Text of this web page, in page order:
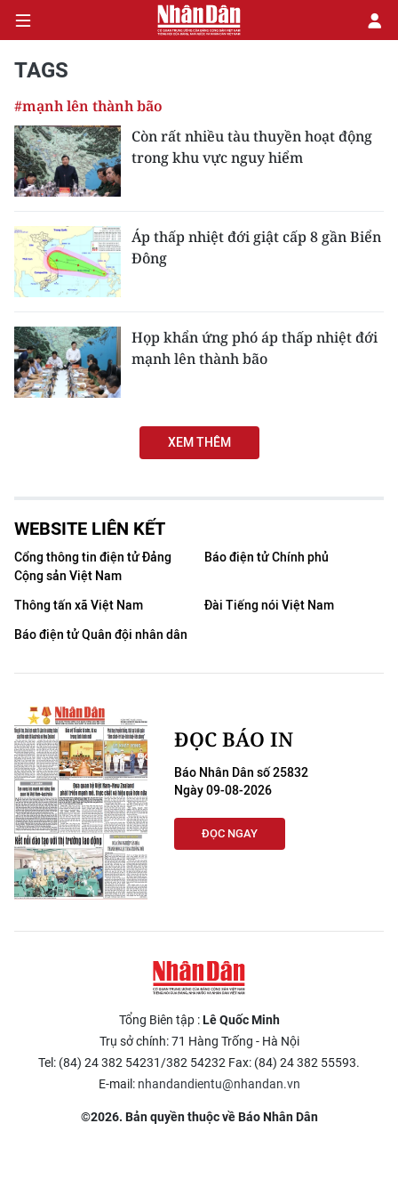
CHÍNH TRỊ
KINH TẾ
XÃ HỘI
PHÁP LUẬT
DU LỊCH
THẾ GIỚI
KHOA HỌC - CÔNG NGHỆ
BẠN ĐỌC
KIỂM CHỨNG THÔNG TIN
TRI THỨC CHUYÊN SÂU
54 DÂN TỘC VIỆT NAM
CHƯƠNG TRÌNH OCOP - MỖI XÃ
MỘT SẢN PHẨM
RADIO
MEDIA CENTER
Media Chính trị
Media Kinh tế
Media Văn hóa
TAGS
#mạnh lên thành bão
Còn rất nhiều tàu thuyền hoạt động
trong khu vực nguy hiểm
Áp thấp nhiệt đới giật cấp 8 gần Biển
Đông
Họp khẩn ứng phó áp thấp nhiệt đới
mạnh lên thành bão
XEM THÊM
WEBSITE LIÊN KẾT
Cổng thông tin điện tử Đảng
Cộng sản Việt Nam
Báo điện tử Chính phủ
Thông tấn xã Việt Nam
Đài Tiếng nói Việt Nam
Báo điện tử Quân đội nhân dân
ĐỌC BÁO IN
Báo Nhân Dân số 25832
Ngày 09-08-2026
ĐỌC NGAY
Tổng Biên tập :Lê Quốc Minh
Trụ sở chính: 71 Hàng Trống - Hà Nội
Tel: (84) 24 382 54231/382 54232 Fax: (84) 24 382 55593.
E-mail: nhandandientu@nhandan.vn
©2026. Bản quyền thuộc về Báo Nhân Dân